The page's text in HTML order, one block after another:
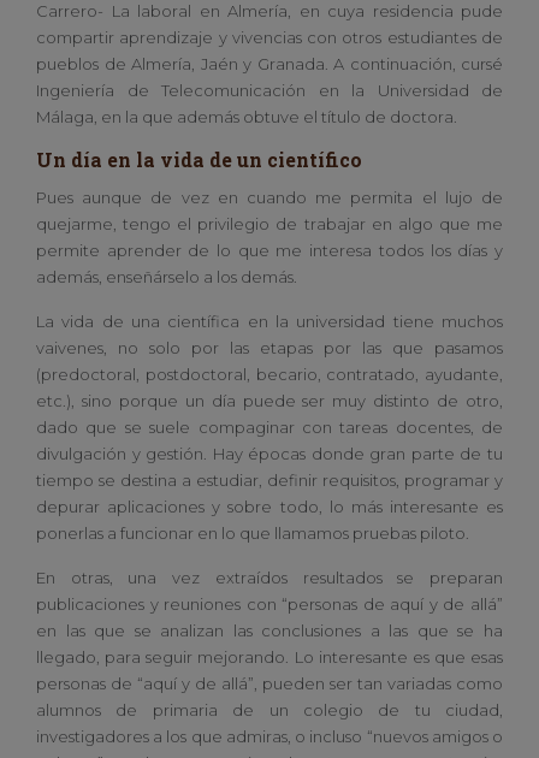
Carrero- La laboral en Almería, en cuya residencia pude
compartir aprendizaje y vivencias con otros estudiantes de
pueblos de Almería, Jaén y Granada. A continuación, cursé
Ingeniería de Telecomunicación en la Universidad de
Málaga, en la que además obtuve el título de doctora.
Un día en la vida de un científico
Pues aunque de vez en cuando me permita el lujo de
quejarme, tengo el privilegio de trabajar en algo que me
permite aprender de lo que me interesa todos los días y
además, enseñárselo a los demás.
La vida de una científica en la universidad tiene muchos
vaivenes, no solo por las etapas por las que pasamos
(predoctoral, postdoctoral, becario, contratado, ayudante,
etc.), sino porque un día puede ser muy distinto de otro,
dado que se suele compaginar con tareas docentes, de
divulgación y gestión. Hay épocas donde gran parte de tu
tiempo se destina a estudiar, definir requisitos, programar y
depurar aplicaciones y sobre todo, lo más interesante es
ponerlas a funcionar en lo que llamamos pruebas piloto.
En otras, una vez extraídos resultados se preparan
publicaciones y reuniones con “personas de aquí y de allá”
en las que se analizan las conclusiones a las que se ha
llegado, para seguir mejorando. Lo interesante es que esas
personas de “aquí y de allá”, pueden ser tan variadas como
alumnos de primaria de un colegio de tu ciudad,
investigadores a los que admiras, o incluso “nuevos amigos o